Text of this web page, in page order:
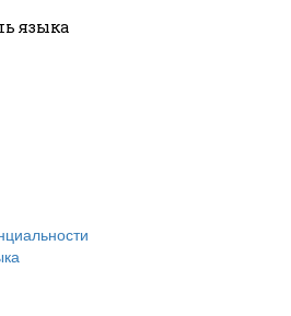
языка